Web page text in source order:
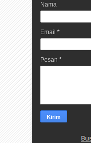
Nama
Email *
Pesan *